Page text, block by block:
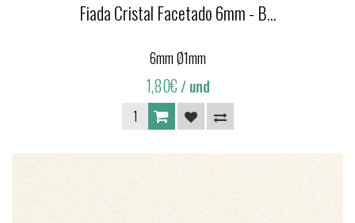
Fiada Cristal Facetado 6mm - B...
6mm Ø1mm
1,80€/ und